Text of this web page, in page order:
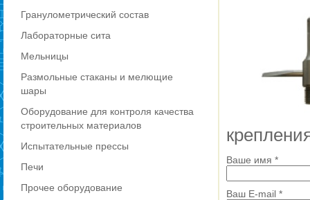
Гранулометрический состав
Лабораторные сита
Мельницы
Размольные стаканы и мелющие
шары
Оборудование для контроля качества
строительных материалов
Испытательные прессы
Печи
Прочее оборудование
Ваше имя *
Ваш E-mail *